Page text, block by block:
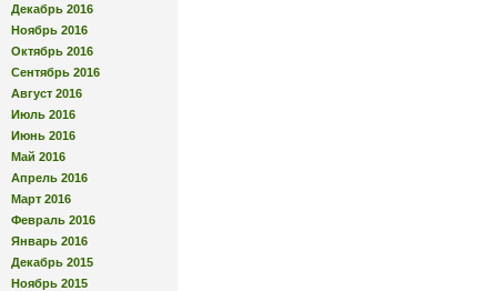
Декабрь 2016
Ноябрь 2016
Октябрь 2016
Сентябрь 2016
Август 2016
Июль 2016
Июнь 2016
Май 2016
Апрель 2016
Март 2016
Февраль 2016
Январь 2016
Декабрь 2015
Ноябрь 2015